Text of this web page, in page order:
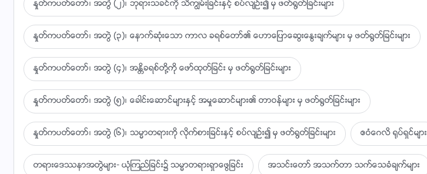
ကြၽန္ုပ္တို႔အတြက္ သူ ငိုေႂကြး၊ သက္ျပင္းခ်၊
ကြၽန္ုပ္တို႔အတြက္ သူ ဒုကၡ၌ ညည္းတြား
ကြၽႏု္ပ္တို႔ရည္မွန္းခ်က္နဲ႔ကယ္တင္ျခင္းအတြက္ သူအရွက္ခြဲခံ
ကြၽန္ုပ္တို႔ ပုန္ကန္မႈနဲ႔ ခံစားခ်က္မဲ့မႈအတြက္ သူ႔ႏွလုံးေသြး ယိုစီး
ကြၽန္ုပ္တို႔ ပုန္ကန္မႈနဲ႔ ခံစားခ်က္မဲ့မႈအတြက္ သူ႔ႏွလုံးေသြး ယိုစီး
ဘုရားရဲ႕ခ်စ္ျခင္းေမတၱာကို အဘယ္ဖန္ဆင္းျခင္းသတၱဝါမွ မပိုင္ဆိုင္
ႏႈတ္ကပတ္ေတာ္၊ အတြဲ (၂)၊ ဘုရားသခင္ကို သိကြၽမ္းျခင္းႏွင့္ စပ္လ်ဥ္း၍ မွ ဖတ္႐ြတ္ျခင္းမ်ား
ႏႈတ္ကပတ္ေတာ္၊ အတြဲ (၃)၊ ေနာက္ဆုံးေသာ ကာလ ခရစ္ေတာ္၏ ေဟာေျပာေဆြးေႏြးခ်က္မ်ား မွ ဖတ္႐ြတ္ျခင္းမ်ား
ႏႈတ္ကပတ္ေတာ္၊ အတြဲ (၄)၊ အႏၲိခရစ္တို႔ကို ေဖာ္ထုတ္ျခင္း မွ ဖတ္႐ြတ္ျခင္းမ်ား
ႏႈတ္ကပတ္ေတာ္၊ အတြဲ (၅)၊ ေခါင္းေဆာင္မ်ားႏွင့္ အမႈေဆာင္မ်ား၏ တာဝန္မ်ား မွ ဖတ္႐ြတ္ျခင္းမ်ား
ႏႈတ္ကပတ္ေတာ္၊ အတြဲ (၆)၊ သမၼာတရားကို လိုက္စားျခင္းႏွင့္ စပ္လ်ဥ္း၍ မွ ဖတ္႐ြတ္ျခင္းမ်ား ဧဝံေဂလိ ႐ုပ္ရွင္မ်ား
တရားေဒႆနာအတြဲမ်ား- ယုံၾကည္ျခင္း၌ သမၼာတရားရွာေဖြျခင္း အသင္းေတာ္ အသက္တာ သက္ေသခံခ်က္မ်ား